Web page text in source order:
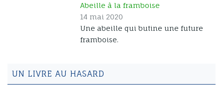
bracelets. Pas moins de trois
ornements à ses pattes, assurément
le plus coquet de la lagune !
Abeille à la framboise
14 mai 2020
Une abeille qui butine une future
framboise.
UN LIVRE AU HASARD